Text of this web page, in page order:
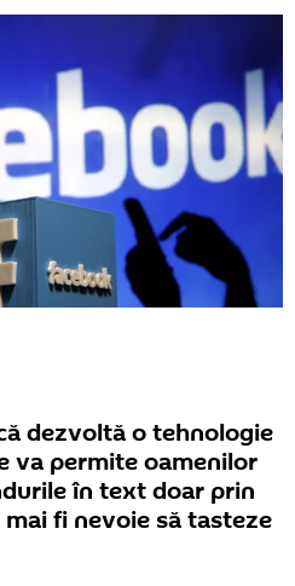
dezvoltă o tehnologie
va permite oamenilor
în text doar prin
fi nevoie să tasteze